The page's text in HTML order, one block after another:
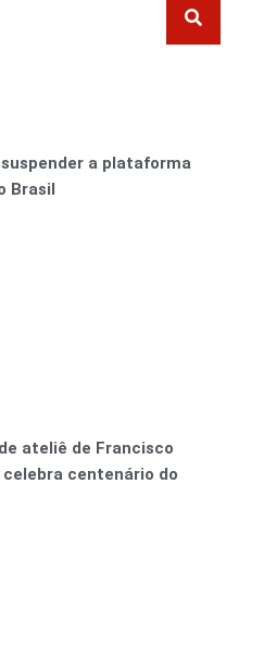
suspender a plataforma
Brasil
ateliê de Francisco
celebra centenário do